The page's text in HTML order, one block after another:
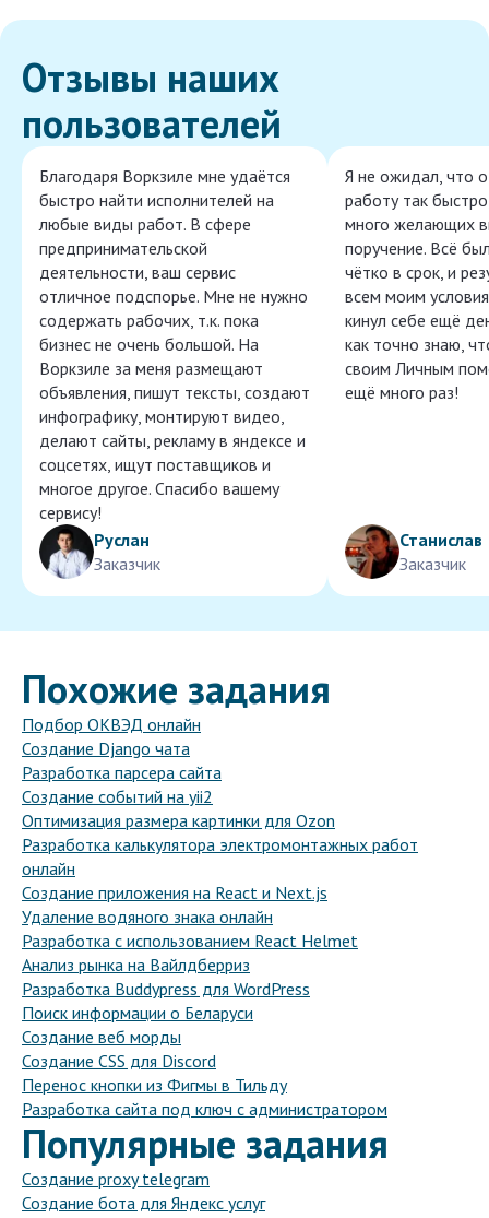
Отзывы наших
пользователей
Благодаря Воркзиле мне удаётся
быстро найти исполнителей на
любые виды работ. В сфере
предпринимательской
деятельности, ваш сервис
отличное подспорье. Мне не нужно
содержать рабочих, т.к. пока
бизнес не очень большой. На
Воркзиле за меня размещают
объявления, пишут тексты, создают
инфографику, монтируют видео,
делают сайты, рекламу в яндексе и
соцсетях, ищут поставщиков и
многое другое. Спасибо вашему
сервису!
Руслан
Заказчик
Я не ожидал, что
работу так
много желающих
поручение. Всё
чётко в срок, и
всем моим
кинул себе ещё
как точно знаю,
своим Личным
ещё много раз!
Станислав
Заказчик
Похожие задания
Подбор ОКВЭД онлайн
Создание Django чата
Разработка парсера сайта
Создание событий на yii2
Оптимизация размера картинки для Ozon
Разработка калькулятора электромонтажных работ
онлайн
Создание приложения на React и Next.js
Удаление водяного знака онлайн
Разработка с использованием React Helmet
Анализ рынка на Вайлдберриз
Разработка Buddypress для WordPress
Поиск информации о Беларуси
Создание веб морды
Создание CSS для Discord
Перенос кнопки из Фигмы в Тильду
Разработка сайта под ключ с администратором
Популярные задания
Создание proxy telegram
Создание бота для Яндекс услуг